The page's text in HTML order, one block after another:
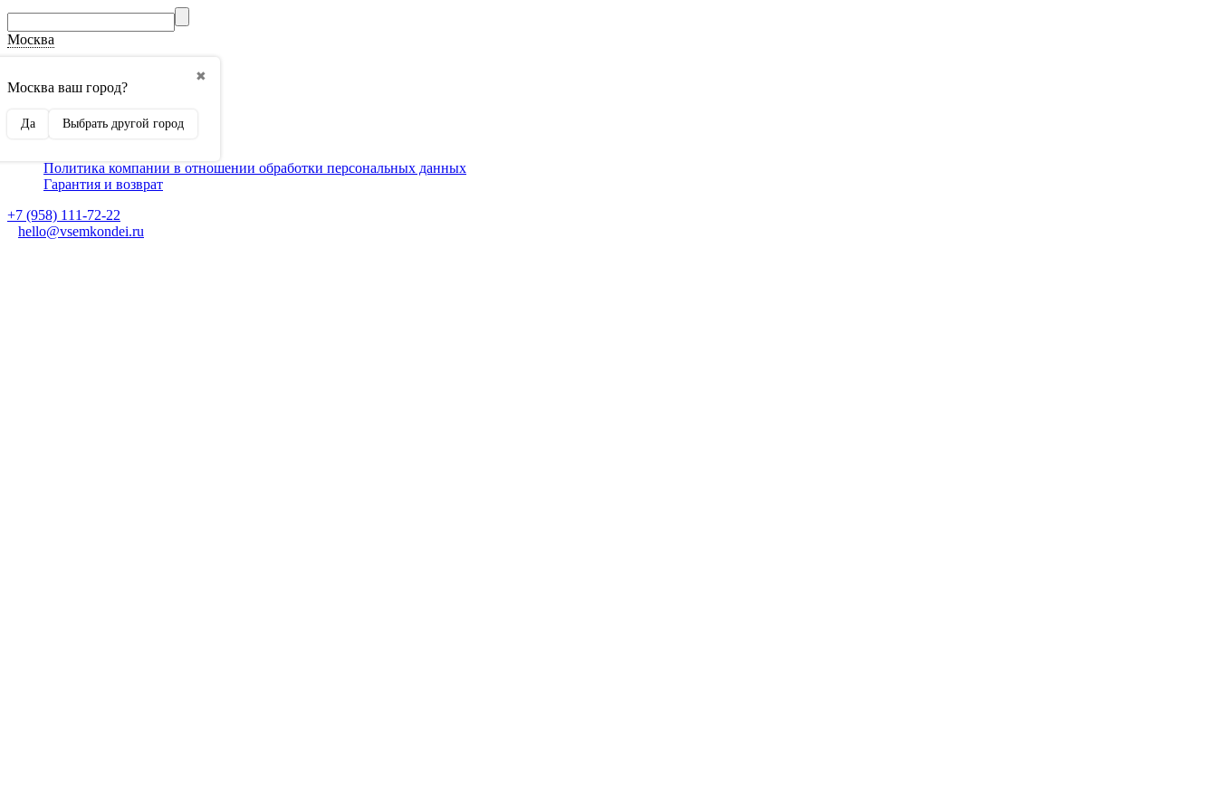
Москва
✖
Москва ваш город?
Да Выбрать другой город
Способы оплаты
Монтаж кондиционеров
Для партнеров
Политика компании в отношении обработки персональных данных
Гарантия и возврат
+7 (958) 111-72-22
hello@vsemkondei.ru